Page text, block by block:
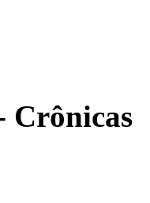
Crônicas